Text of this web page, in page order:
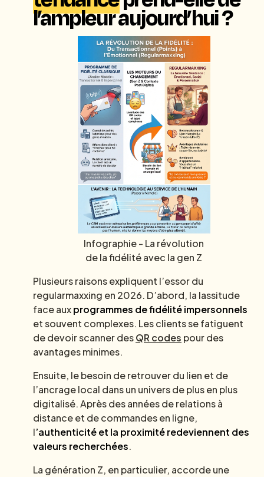
l’ampleur aujourd’hui ?
Infographie - La révolution
de la fidélité avec la gen Z
Plusieurs raisons expliquent l’essor du
regularmaxxing en 2026. D’abord, la lassitude
face auxprogrammes de fidélité impersonnels
et souvent complexes. Les clients se fatiguent
de devoir scanner desQR codes pour des
avantages minimes.
Ensuite, le besoin de retrouver du lien et de
l’ancrage local dans un univers de plus en plus
digitalisé. Après des années de relations à
distance et de commandes en ligne,
l’authenticité et la proximité redeviennent des
valeurs recherchées.
La génération Z, en particulier, accorde une